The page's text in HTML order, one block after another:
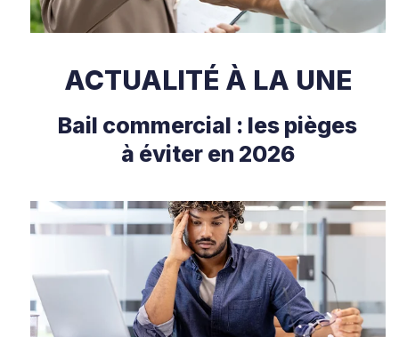
ACTUALITÉ À LA UNE
Bail commercial : les pièges
à éviter en 2026